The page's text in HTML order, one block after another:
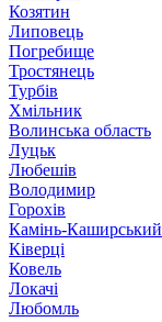
Козятин
Липовець
Погребище
Тростянець
Турбів
Хмільник
Волинська область
Луцьк
Любешів
Володимир
Горохів
Камінь-Каширський
Ківерці
Ковель
Локачі
Любомль